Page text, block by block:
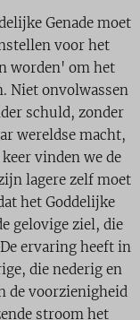
Genade moet
voor het
worden' om het
Niet onvolwassen
schuld, zonder
wereldse macht,
vinden we de
lagere zelf moet
het Goddelijke
gelovige ziel, die
ervaring heeft in
die nederig en
de voorzienigheid
stroom het